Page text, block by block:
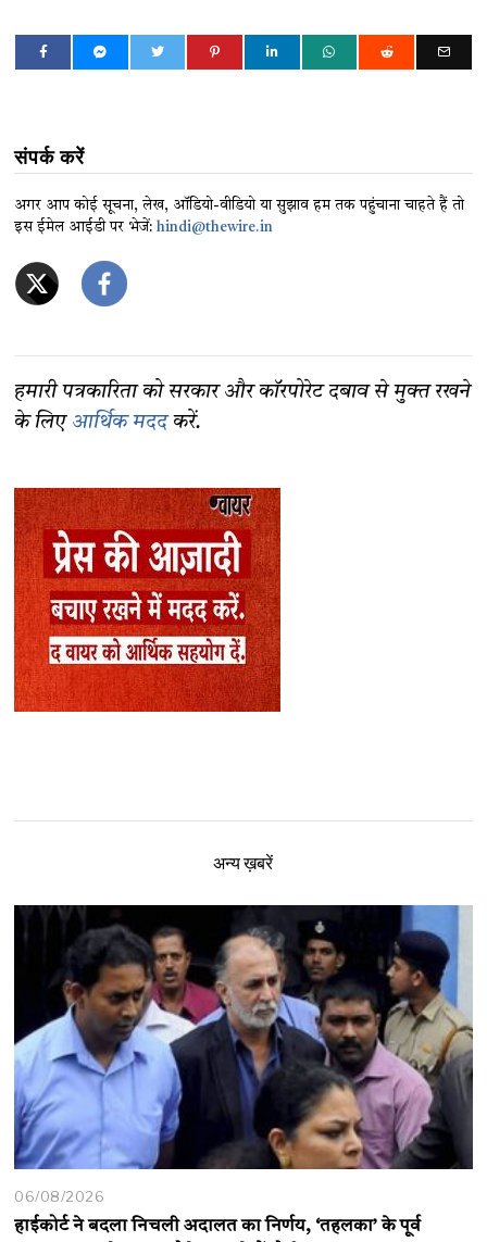
संपर्क करें
अगर आप कोई सूचना, लेख, ऑडियो-वीडियो या सुझाव हम तक पहुंचाना चाहते हैं तो
इस ईमेल आईडी पर भेजें:hindi@thewire.in
हमारी पत्रकारिता को सरकार और कॉरपोरेट दबाव से मुक्त रखने
के लिए आर्थिक मददकरें.
अन्य ख़बरें
06/08/2026
हाईकोर्ट ने बदला निचली अदालत का निर्णय, ‘तहलका’ के पूर्व